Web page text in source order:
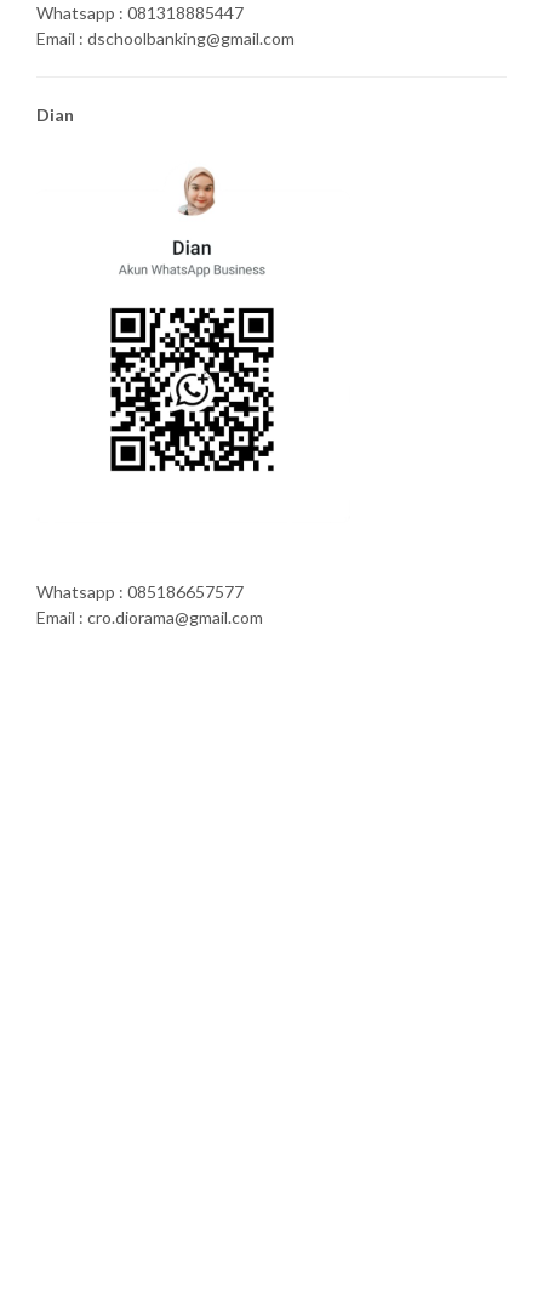
Whatsapp : 081318885447
Email : dschoolbanking@gmail.com
Dian
Whatsapp : 085186657577
Email : cro.diorama@gmail.com